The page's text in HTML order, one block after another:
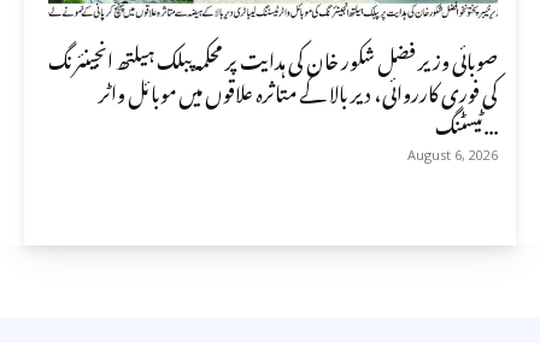
صوبائی وزیر فضل شکور خان کی ہدایت پر محکمہ پبلک ہیلتھ انجینئرنگ
کی فوری کارروائی، دیر بالا کے متاثرہ علاقوں میں موبائل واٹر
ٹیسٹنگ...
August 6, 2026